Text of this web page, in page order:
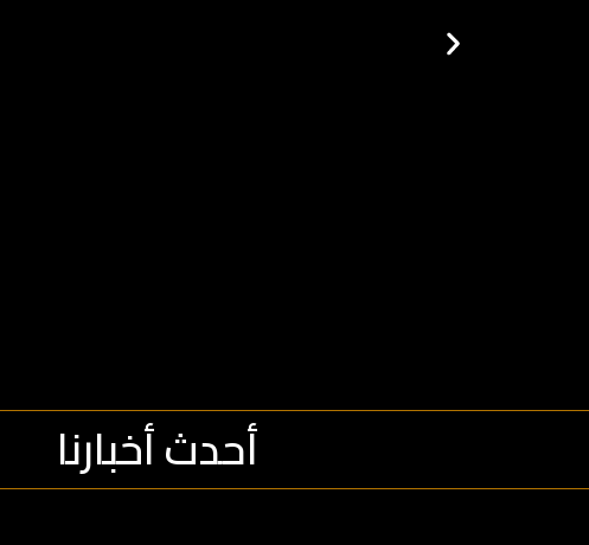
أحدث أخبارنا